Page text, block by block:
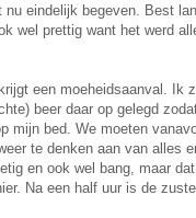
nu eindelijk begeven. Best
wel prettig want het werd
een moeheidsaanval. Ik
beer daar op gelegd
mijn bed. We moeten
te denken aan van alles
en ook wel bang, maar
Na een half uur is de